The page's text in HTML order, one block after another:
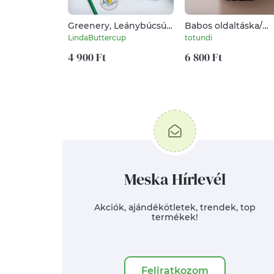
Greenery, Leánybúcsú
meghívó, ajándék,
Lánybúcsú party,
Esküvői lap, lánybúcsú,
meghívó, csajos, zöld,
LindaButtercup
4 900 Ft
Babos oldaltáska/
övtáska
totundi
6 800 Ft
Meska Hírlevél
Akciók, ajándékötletek, trendek, top
termékek!
Feliratkozom